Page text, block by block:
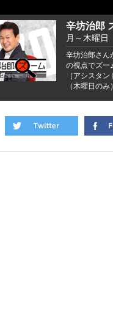
辛坊治郎
月～木曜
辛坊治郎さん
の視点でズー
［アシスタ
（木曜日のみ）